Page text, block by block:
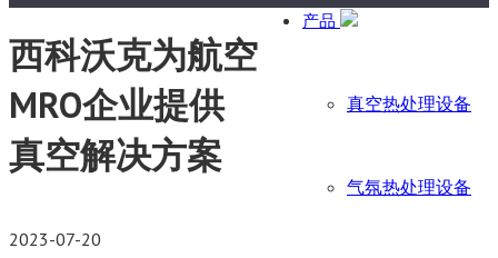
产品
真空热处理设备
气氛热处理设备
西科沃克为航空
MRO企业提供
真空解决方案
2023-07-20